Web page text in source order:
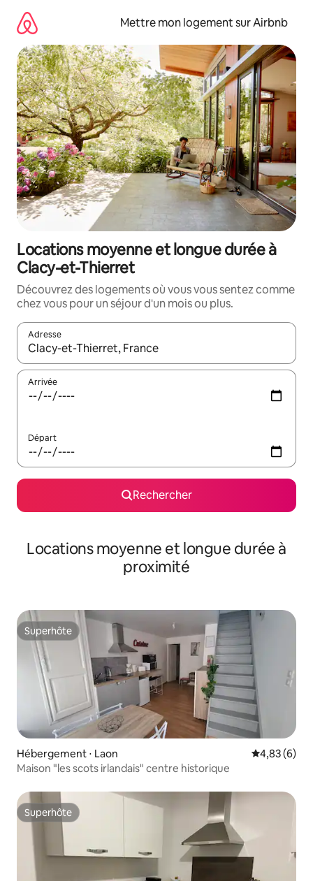
directement
contenu
Mettre mon logement sur Airbnb
Locations moyenne et longue durée à
Clacy-et-Thierret
Découvrez des logements où vous vous sentez comme
chez vous pour un séjour d'un mois ou plus.
Adresse
Lorsque les résultats s'affichent, utilisez les flèches vers le
Arrivée
Départ
Rechercher
Locations moyenne et longue durée à
proximité
Superhôte
Superhôte
Hébergement ⋅ Laon Évaluation
4,83 (6)
Maison "les scots irlandais" centre historique
Superhôte
Superhôte